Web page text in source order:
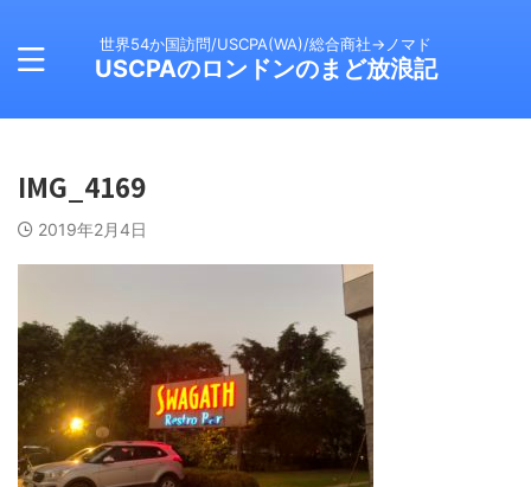
世界54か国訪問/USCPA(WA)/総合商社→ノマド
USCPAのロンドンのまど放浪記
IMG_4169
2019年2月4日